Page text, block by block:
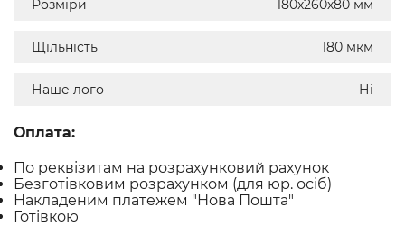
Розміри 180х260х80 мм
Щільність 180 мкм
Наше лого Ні
Оплата:
По реквізитам на розрахунковий рахунок
Безготівковим розрахунком (для юр. осіб)
Накладеним платежем "Нова Пошта"
Готівкою